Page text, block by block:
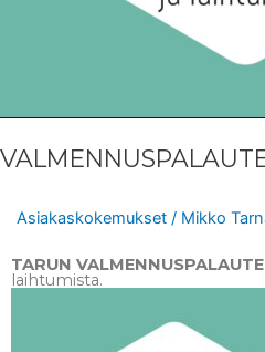
Asiakaskokemukset/ Mikko
TARUN VALMENNUSPALAUTE
laihtumista.